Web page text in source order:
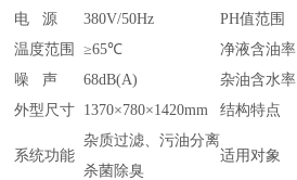
电 源
380V/50Hz PH值范围
温度范围
≥65℃ 净液含油率
噪 声
68dB(A) 杂油含水率
外型尺寸 1370×780×1420mm 结构特点
系统功能
杂质过滤、污油分离
杀菌除臭
适用对象